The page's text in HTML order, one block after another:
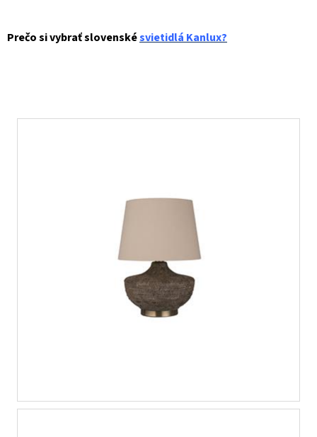
Prečo si vybrať slovenskésvietidlá Kanlux?